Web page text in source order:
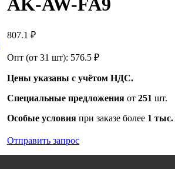
AK-AW-FA9
807.1 ₽
Опт (от 31 шт): 576.5 ₽
Цены указаны с учётом НДС.
Специальные предложения от 251 шт.
Особые условия при заказе более 1 тыс.
Отправить запрос